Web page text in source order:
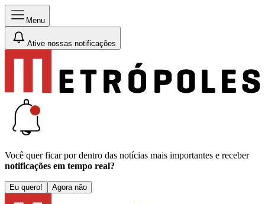
Menu
Ative nossas notificações
Você quer ficar por dentro das notícias mais importantes e receber
notificações em tempo real?
Eu quero! Agora não